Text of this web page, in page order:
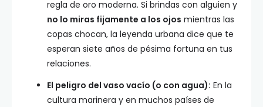
regla de oro moderna. Si brindas con alguien y
no lo miras fijamente a los ojos mientras las
copas chocan, la leyenda urbana dice que te
esperan siete años de pésima fortuna en tus
relaciones.
El peligro del vaso vacío (o con agua): En la
cultura marinera y en muchos países de